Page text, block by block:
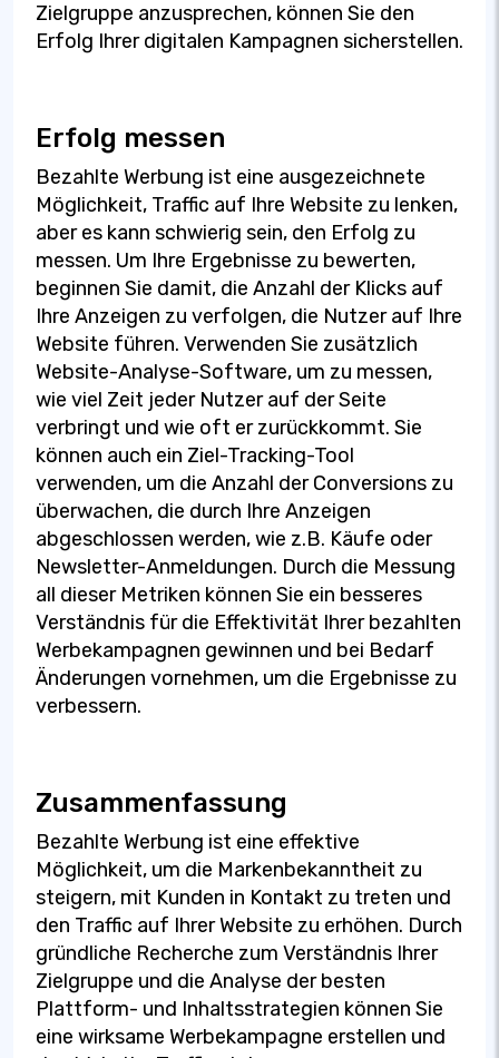
Zielgruppe anzusprechen, können Sie den
Erfolg Ihrer digitalen Kampagnen sicherstellen.
Erfolg messen
Bezahlte Werbung ist eine ausgezeichnete
Möglichkeit, Traffic auf Ihre Website zu lenken,
aber es kann schwierig sein, den Erfolg zu
messen. Um Ihre Ergebnisse zu bewerten,
beginnen Sie damit, die Anzahl der Klicks auf
Ihre Anzeigen zu verfolgen, die Nutzer auf Ihre
Website führen. Verwenden Sie zusätzlich
Website-Analyse-Software, um zu messen,
wie viel Zeit jeder Nutzer auf der Seite
verbringt und wie oft er zurückkommt. Sie
können auch ein Ziel-Tracking-Tool
verwenden, um die Anzahl der Conversions zu
überwachen, die durch Ihre Anzeigen
abgeschlossen werden, wie z.B. Käufe oder
Newsletter-Anmeldungen. Durch die Messung
all dieser Metriken können Sie ein besseres
Verständnis für die Effektivität Ihrer bezahlten
Werbekampagnen gewinnen und bei Bedarf
Änderungen vornehmen, um die Ergebnisse zu
verbessern.
Zusammenfassung
Bezahlte Werbung ist eine effektive
Möglichkeit, um die Markenbekanntheit zu
steigern, mit Kunden in Kontakt zu treten und
den Traffic auf Ihrer Website zu erhöhen. Durch
gründliche Recherche zum Verständnis Ihrer
Zielgruppe und die Analyse der besten
Plattform- und Inhaltsstrategien können Sie
eine wirksame Werbekampagne erstellen und